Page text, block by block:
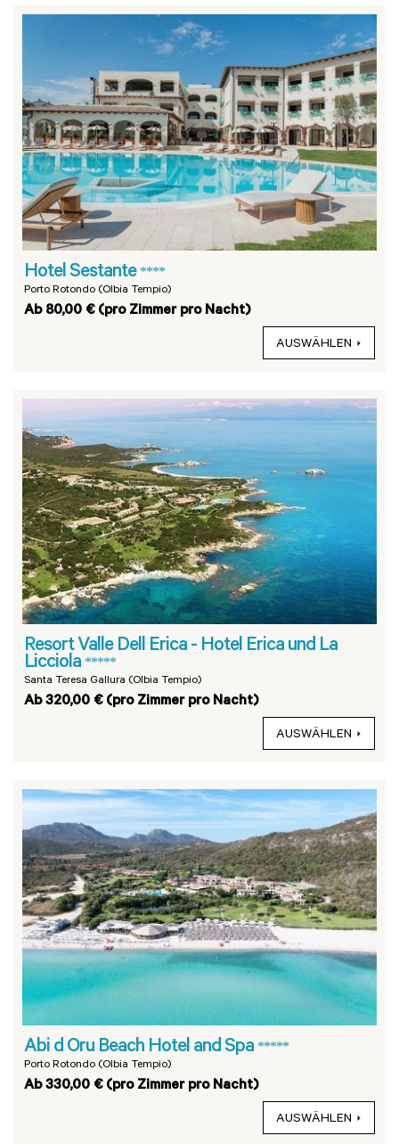
Hotel Sestante ****
Porto Rotondo (Olbia Tempio)
Ab 80,00 € (pro Zimmer pro Nacht)
AUSWÄHLEN
Resort Valle Dell Erica - Hotel Erica und La
Licciola *****
Santa Teresa Gallura (Olbia Tempio)
Ab 320,00 € (pro Zimmer pro Nacht)
AUSWÄHLEN
Abi d Oru Beach Hotel and Spa *****
Porto Rotondo (Olbia Tempio)
Ab 330,00 € (pro Zimmer pro Nacht)
AUSWÄHLEN